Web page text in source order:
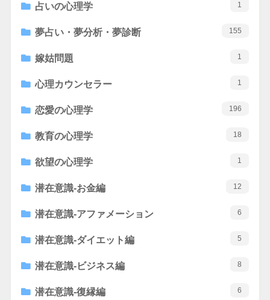
占いの心理学 1
夢占い・夢分析・夢診断 155
嫁姑問題 1
心理カウンセラー 1
恋愛の心理学 196
教育の心理学 18
欲望の心理学 1
潜在意識-お金編 12
潜在意識-アファメーション 6
潜在意識-ダイエット編 5
潜在意識-ビジネス編 8
潜在意識-復縁編 6